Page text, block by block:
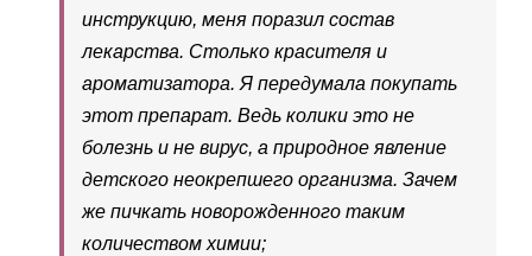
инструкцию, меня поразил состав
лекарства. Столько красителя и
ароматизатора. Я передумала покупать
этот препарат. Ведь колики это не
болезнь и не вирус, а природное явление
детского неокрепшего организма. Зачем
же пичкать новорожденного таким
количеством химии;